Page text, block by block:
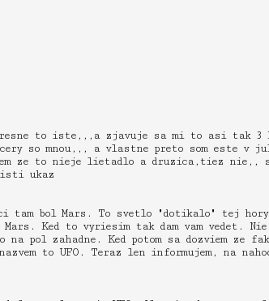
presne to iste,,,a zjavuje sa mi to asi tak
so mnou,,, a vlastne preto som este v
ze to nieje lietadlo a druzica,tiez nie,,
isti ukaz
ci tam bol Mars. To svetlo "dotikalo" tej
Ked to vyriesim tak dam vam vedet.
pol zahadne. Ked potom sa dozviem ze
to UFO. Teraz len informujem, na